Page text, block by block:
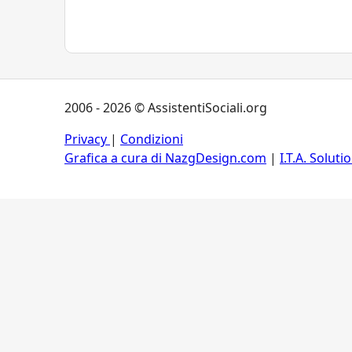
2006 - 2026 © AssistentiSociali.org
Privacy | Condizioni
Grafica a cura di NazgDesign.com | I.T.A.